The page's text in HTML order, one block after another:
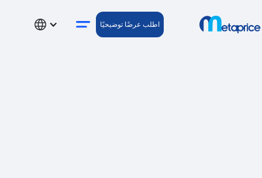
اطلب عرضًا توضيحيًا